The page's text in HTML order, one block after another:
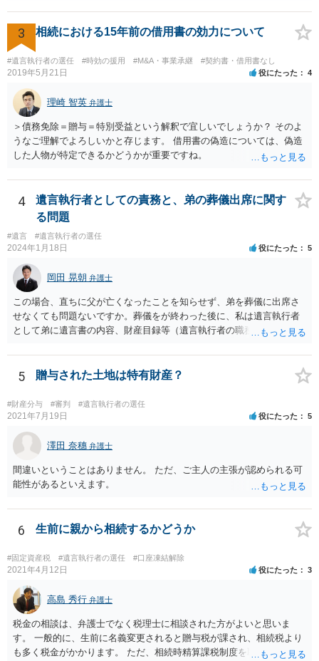
3 相続における15年前の借用書の効力について
#遺言執行者の選任 #時効の援用 #M&A・事業承継 #契約書・借用書なし
2019年5月21日 役にたった 4
理崎 智英 弁護士
＞債務免除＝贈与＝特別受益という解釈で宜しいでしょうか？ そのよ
うなご理解でよろしいかと存じます。 借用書の偽造については、偽造
した人物が特定できるかどうかが重要ですね。
4
遺言執行者としての責務と、弟の葬儀出席に関す
る問題
#遺言 #遺言執行者の選任
2024年1月18日 役にたった 5
岡田 晃朝 弁護士
この場合、直ちに父が亡くなったことを知らせず、弟を葬儀に出席さ
せなくても問題ないですか。葬儀をが終わった後に、私は遺言執行者
として弟に遺言書の内容、財産目録等（遺言執行者の職務）を知らせ
るかは喪主の自由です。 呼ばなくてもかまいません。 そもそも、そう
いう法律関係にありません。 遺言の内容と遺産の総額の通知、公正証
で、対応しましょう。 そのあとは遺留分の請求などがあればそれへの
対応となるでしょう。
5 贈与された土地は特有財産？
#財産分与 #審判 #遺言執行者の選任
2021年7月19日 役にたった 5
澤田 奈穗 弁護士
間違いということはありません。 ただ、ご主人の主張が認められる可
能性があるといえます。
6 生前に親から相続するかどうか
#固定資産税 #遺言執行者の選任 #口座凍結解除
2021年4月12日 役にたった 3
高島 秀行 弁護士
税金の相談は、弁護士でなく税理士に相談された方がよいと思いま
す。 一般的に、生前に名義変更されると贈与税が課され、相続税より
も多く税金がかかります。 ただ、相続時精算課税制度を取れば、実質